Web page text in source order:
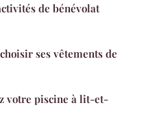
de bénévolat
ses vêtements de
votre piscine à lit-et-